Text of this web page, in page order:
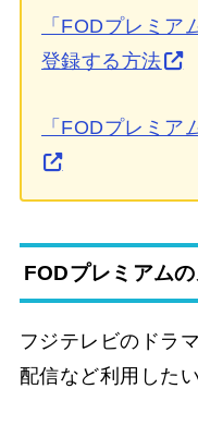
「FODプレミア
登録する方法
「FODプレミア
FODプレミアム
フジテレビのドラ
配信など利用した